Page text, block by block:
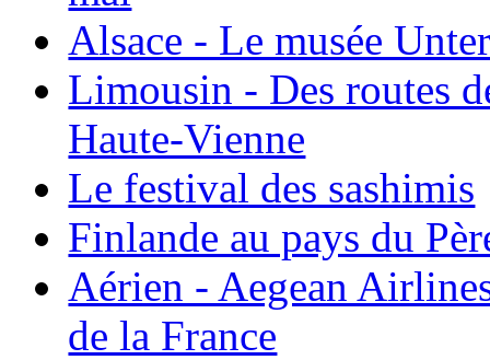
Alsace - Le musée
Limousin - Des routes
Haute-Vienne
Le festival des sashimis
Finlande au pays du
Aérien - Aegean
de la France